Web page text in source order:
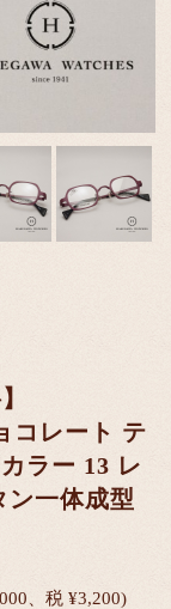
コレート テ
ラー 13 レ
ン一体成型
、税 ¥3,200)